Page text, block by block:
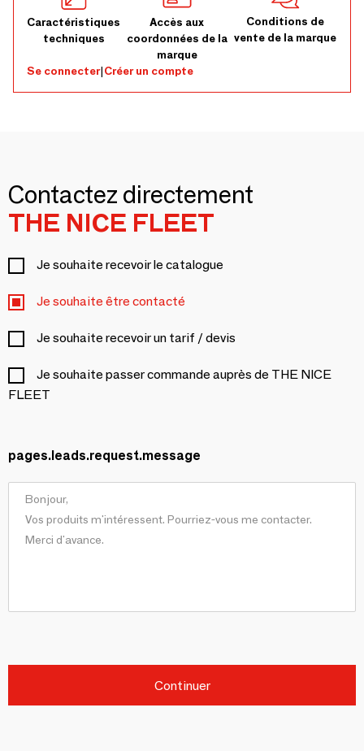
Caractéristiques
techniques
Accès aux
coordonnées de la
marque
Conditions de
vente de la marque
Se connecter|Créer un compte
Contactez directement
THE NICE FLEET
Je souhaite recevoir le catalogue
Je souhaite être contacté
Je souhaite recevoir un tarif / devis
Je souhaite passer commande auprès de THE NICE
FLEET
pages.leads.request.message
Continuer